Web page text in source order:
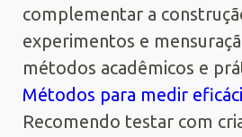
complementar a
experimentos e
métodos acadêmicos e
Métodos para medir
Recomendo testar com